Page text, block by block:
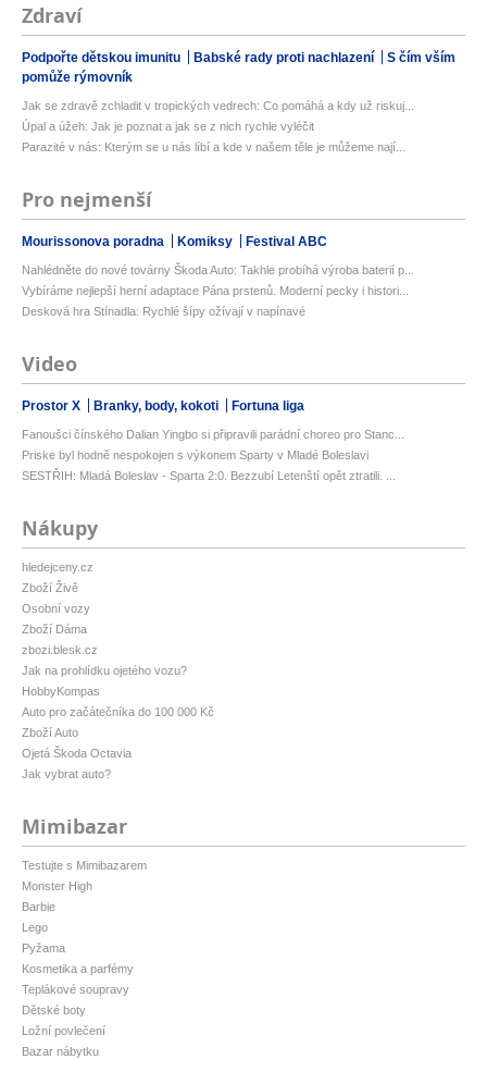
Zdraví
Podpořte dětskou imunitu Babské rady proti nachlazení
S čím vším
pomůže rýmovník
Jak se zdravě zchladit v tropických vedrech: Co pomáhá a kdy už riskuj...
Úpal a úžeh: Jak je poznat a jak se z nich rychle vyléčit
Parazité v nás: Kterým se u nás líbí a kde v našem těle je můžeme nají...
Pro nejmenší
Mourissonova poradna Komiksy Festival ABC
Nahlédněte do nové továrny Škoda Auto: Takhle probíhá výroba baterií p...
Vybíráme nejlepší herní adaptace Pána prstenů. Moderní pecky i histori...
Desková hra Stínadla: Rychlé šípy ožívají v napínavé
Video
Prostor X Branky, body, kokoti Fortuna liga
Fanoušci čínského Dalian Yingbo si připravili parádní choreo pro Stanc...
Priske byl hodně nespokojen s výkonem Sparty v Mladé Boleslavi
SESTŘIH: Mladá Boleslav - Sparta 2:0. Bezzubí Letenští opět ztratili. ...
Nákupy
hledejceny.cz
Zboží Živě
Osobní vozy
Zboží Dáma
zbozi.blesk.cz
Jak na prohlídku ojetého vozu?
HobbyKompas
Auto pro začátečníka do 100 000 Kč
Zboží Auto
Ojetá Škoda Octavia
Jak vybrat auto?
Mimibazar
Testujte s Mimibazarem
Monster High
Barbie
Lego
Pyžama
Kosmetika a parfémy
Teplákové soupravy
Dětské boty
Ložní povlečení
Bazar nábytku